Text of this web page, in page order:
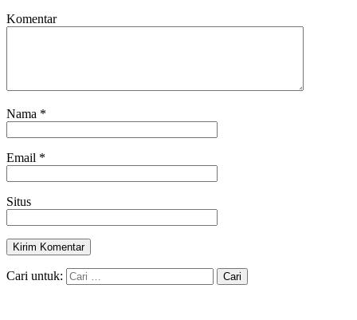
Komentar
Nama *
Email *
Situs
Cari untuk: